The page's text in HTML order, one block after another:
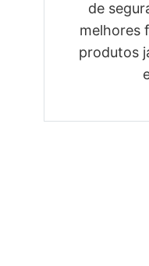
de
melhores
produtos